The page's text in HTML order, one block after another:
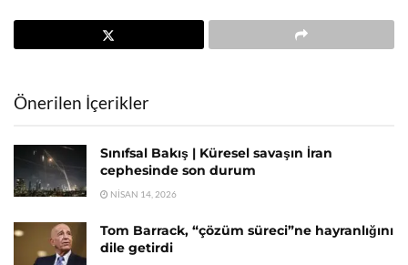
Önerilen İçerikler
Sınıfsal Bakış | Küresel savaşın İran
cephesinde son durum
NISAN 14, 2026
Tom Barrack, “çözüm süreci”ne hayranlığını
dile getirdi